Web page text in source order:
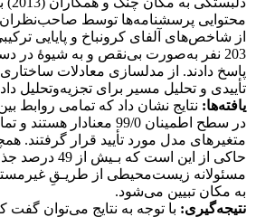
محتوایی پرسشنامه‌ها توسط صاحب‌نظران و
از شاخص‌های آلفای کرونباخ و پایایی
203 نفر به‌صورت بی‌نقص و به شیوۀ در
پاسخ دادند. از مدلسازی معادلات
تأییدی و تحلیل مسیر برای تجزیه‌وتحلیل
یافته‌ها: نتایج نشان داد که تمامی روابط
در سطح اطمینان 99/0 معنادار
متغیرهای مدل مورد تأیید قرار گرفتند.
حاکی از این است
مسئولانه زیست‌محیطی از طریـقِ
به مکان تبیین می‌شود.
نتیجه‌گیری: با توجه به نتایج می‌توان گفت